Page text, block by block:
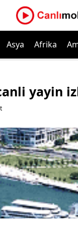
Asya Afrika
yayin